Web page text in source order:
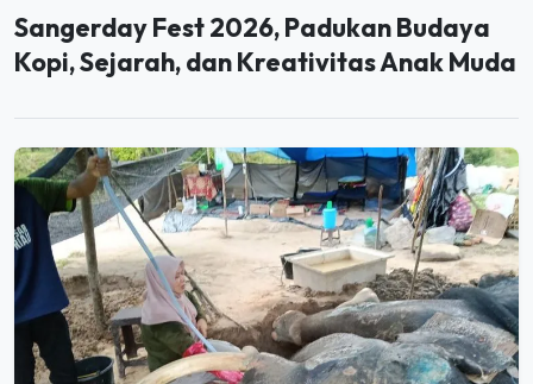
Sangerday Fest 2026, Padukan Budaya
Kopi, Sejarah, dan Kreativitas Anak Muda